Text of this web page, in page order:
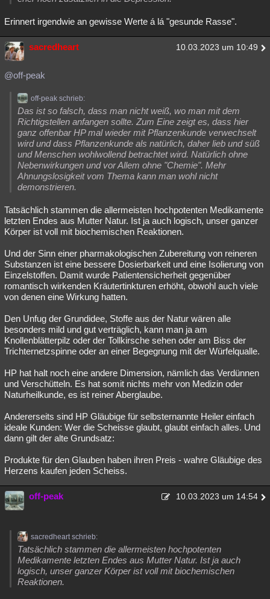
Erinnert irgendwie an gewisse Werte á lá "gesunde Rasse".
sacredheart 10.03.2023 um 10:49
@off-peak
off-peak schrieb:
Das ist so falsch, dass man nicht weiß, wo man mit dem
Richtigstellen anfangen sollte. Zum Eine zeigt es, dass hier
ganz offenbar HP mal wieder mit Pflanzenkunde verwechselt
wird und dass Pflanzenkunde als natürlich, daher lieb und süß
und Menschen wohlwollend betrachtet wird. Natürlich ohne
Nebenwirkungen und vor Allem ohne "Chemie". Mehr
Ahnungslosigkeit vom Thema kann man wohl nicht
demonstrieren.
Tatsächlich stammen die allermeisten hochpotenten Medikamente
letzten Endes aus Mutter Natur. Ist ja auch logisch, unser ganzer
Körper ist voll mit biochemischen Reaktionen.
Und der Sinn einer pharmakologischen Zubereitung von reineren
Substanzen ist eine bessere Dosierbarkeit und eine Isolierung von
Einzelstoffen. Damit wurde Patientensicherheit gegenüber
romantisch wirkenden Kräutertinkturen erhöht, obwohl auch viele
von denen eine Wirkung hatten.
Den Unfug der Grundidee, Stoffe aus der Natur wären alle
besonders mild und gut verträglich, kann man ja am
Knollenblätterpilz oder der Tollkirsche sehen oder am Biss der
Trichternetzspinne oder an einer Begegnung mit der Würfelqualle.
HP hat halt noch eine andere Dimension, nämlich das Verdünnen
und Verschütteln. Es hat somit nichts mehr von Medizin oder
Naturheilkunde, es ist reiner Aberglaube.
Andererseits sind HP Gläubige für selbsternannte Heiler einfach
ideale Kunden: Wer die Scheisse glaubt, glaubt einfach alles. Und
dann gilt der alte Grundsatz:
Produkte für den Glauben haben ihren Preis - wahre Gläubige des
Herzens kaufen jeden Scheiss.
off-peak 10.03.2023 um 14:54
sacredheart schrieb:
Tatsächlich stammen die allermeisten hochpotenten
Medikamente letzten Endes aus Mutter Natur. Ist ja auch
logisch, unser ganzer Körper ist voll mit biochemischen
Reaktionen.